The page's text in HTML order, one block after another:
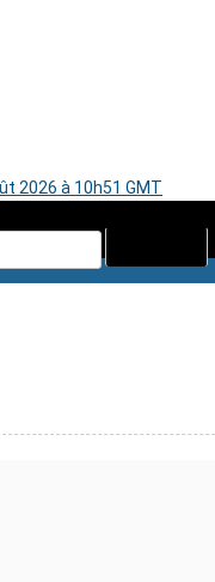
2026 à 10h51 GMT